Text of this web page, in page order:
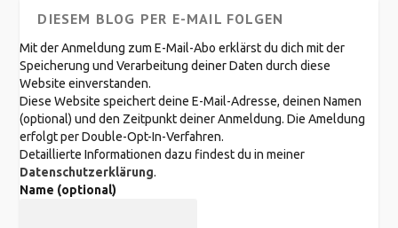
DIESEM BLOG PER E-MAIL FOLGEN
Mit der Anmeldung zum E-Mail-Abo erklärst du dich mit der
Speicherung und Verarbeitung deiner Daten durch diese
Website einverstanden.
Diese Website speichert deine E-Mail-Adresse, deinen Namen
(optional) und den Zeitpunkt deiner Anmeldung. Die Ameldung
erfolgt per Double-Opt-In-Verfahren.
Detaillierte Informationen dazu findest du in meiner
Datenschutzerklärung.
Name (optional)